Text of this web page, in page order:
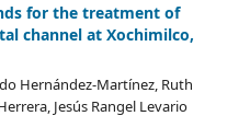
for the treatment of
channel at Xochimilco,
Hernández-Martínez, Ruth
Jesús Rangel Levario